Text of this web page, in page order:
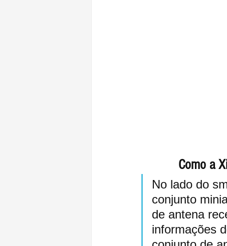
Como a
No lado do
conjunto
de antena
informações